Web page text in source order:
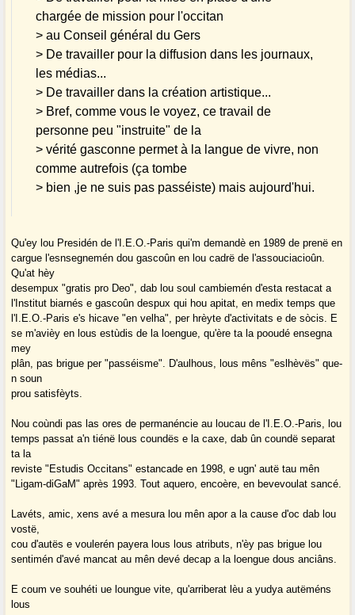
chargée de mission pour l'occitan
> au Conseil général du Gers
> De travailler pour la diffusion dans les journaux,
les médias...
> De travailler dans la création artistique...
> Bref, comme vous le voyez, ce travail de
personne peu "instruite" de la
> vérité gasconne permet à la langue de vivre, non
comme autrefois (ça tombe
> bien ,je ne suis pas passéiste) mais aujourd'hui.
Qu'ey lou Presidén de l'I.E.O.-Paris qui'm demandè en 1989 de prenë en
cargue l'esnsegnemén dou gascoûn en lou cadrë de l'assouciacioûn.
Qu'at hèy
desempux "gratis pro Deo", dab lou soul cambiemén d'esta restacat a
l'Institut biarnés e gascoûn despux qui hou apitat, en medix temps que
l'I.E.O.-Paris e's hicave "en velha", per hrèyte d'activitats e de sòcis. E
se m'avièy en lous estùdis de la loengue, qu'ère ta la pooudé ensegna
mey
plân, pas brigue per "passéisme". D'aulhous, lous mêns "eslhèvës" que-
n soun
prou satisfèyts.
Nou coùndi pas las ores de permanéncie au loucau de l'I.E.O.-Paris, lou
temps passat a'n tiénë lous coundës e la caxe, dab ûn coundë separat
ta la
reviste "Estudis Occitans" estancade en 1998, e ugn' autë tau mên
"Ligam-diGaM" après 1993. Tout aquero, encoère, en bevevoulat sancé.
Lavéts, amic, xens avé a mesura lou mên apor a la cause d'oc dab lou
vostë,
cou d'autës e voulerén payera lous lous atributs, n'èy pas brigue lou
sentimén d'avé mancat au mên devé decap a la loengue dous anciâns.
E coum ve souhéti ue loungue vite, qu'arriberat lèu a yudya autëméns
lous